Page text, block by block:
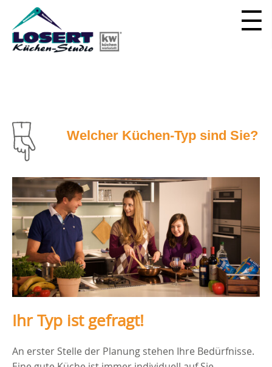
Welcher Küchen-Typ sind Sie?
Ihr Typ ist gefragt!
An erster Stelle der Planung stehen Ihre Bedürfnisse.